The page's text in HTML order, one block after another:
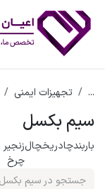
... تجهیزات ایمنی
سیم بکسل
باربندچادریخچالزنجیر
چرخ